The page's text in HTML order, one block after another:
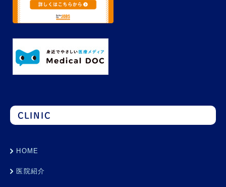
CLINIC
HOME
医院紹介